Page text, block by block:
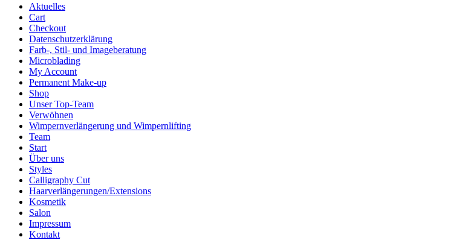
Aktuelles
Cart
Checkout
Datenschutzerklärung
Farb-, Stil- und Imageberatung
Microblading
My Account
Permanent Make-up
Shop
Unser Top-Team
Verwöhnen
Wimpernverlängerung und Wimpernlifting
Team
Start
Über uns
Styles
Calligraphy Cut
Haarverlängerungen/Extensions
Kosmetik
Salon
Impressum
Kontakt